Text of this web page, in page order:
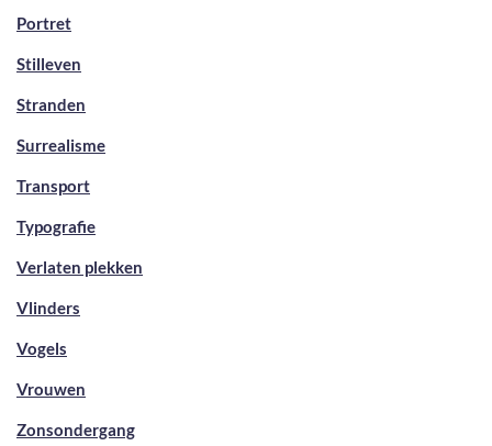
Portret
Stilleven
Stranden
Surrealisme
Transport
Typografie
Verlaten plekken
Vlinders
Vogels
Vrouwen
Zonsondergang